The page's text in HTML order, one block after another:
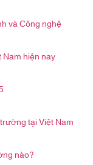
và Công nghệ
hiện nay
tại Việt Nam
nào?